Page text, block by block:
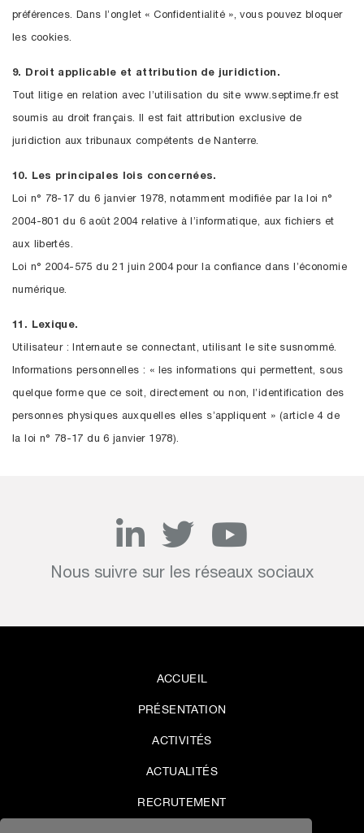
préférences. Dans l’onglet « Confidentialité », vous pouvez bloquer
les cookies.
9. Droit applicable et attribution de juridiction.
Tout litige en relation avec l’utilisation du site www.septime.fr est
soumis au droit français. Il est fait attribution exclusive de
juridiction aux tribunaux compétents de Nanterre.
10. Les principales lois concernées.
Loi n° 78-17 du 6 janvier 1978, notamment modifiée par la loi n°
2004-801 du 6 août 2004 relative à l’informatique, aux fichiers et
aux libertés.
Loi n° 2004-575 du 21 juin 2004 pour la confiance dans l’économie
numérique.
11. Lexique.
Utilisateur : Internaute se connectant, utilisant le site susnommé.
Informations personnelles : « les informations qui permettent, sous
quelque forme que ce soit, directement ou non, l’identification des
personnes physiques auxquelles elles s’appliquent » (article 4 de
la loi n° 78-17 du 6 janvier 1978).
Nous suivre sur les réseaux sociaux
ACCUEIL
PRÉSENTATION
ACTIVITÉS
ACTUALITÉS
RECRUTEMENT